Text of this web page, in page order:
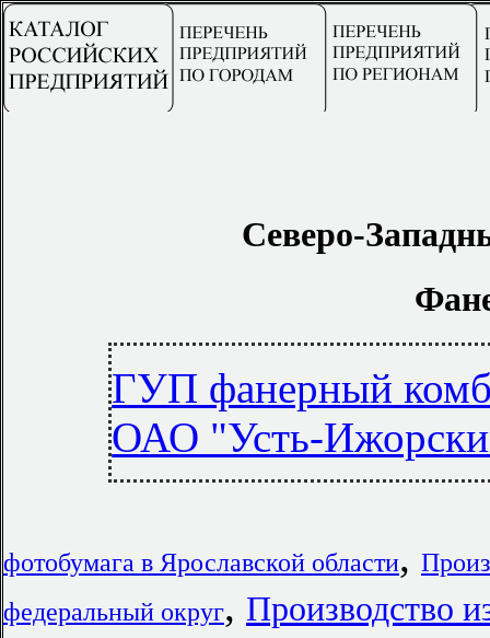
Северо-
ГУП фанерный
ОАО "Усть-
фотобумага в Ярославской области,
федеральный округ, Производство